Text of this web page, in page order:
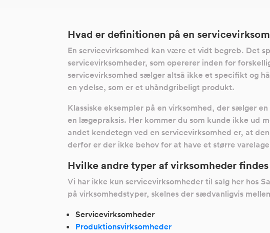
Hvad er definitionen på en
En servicevirksomhed kan være et vidt begreb. Det
servicevirksomheder, som opererer inden for
servicevirksomhed sælger altså ikke et specifikt og
en ydelse, som er et uhåndgribeligt produkt.
Klassiske eksempler på en virksomhed, der sælger
en lægepraksis. Her kommer du som kunde ikke ud
andet kendetegn ved en servicevirksomhed er, at
derfor er der ikke behov for at have et større
Hvilke andre typer af virksomheder
Vi har ikke kun servicevirksomheder til salg her hos
på virksomhedstyper, skelnes der sædvanligvis
Servicevirksomheder
Produktionsvirksomheder